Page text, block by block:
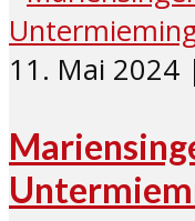
11. Mai 2024